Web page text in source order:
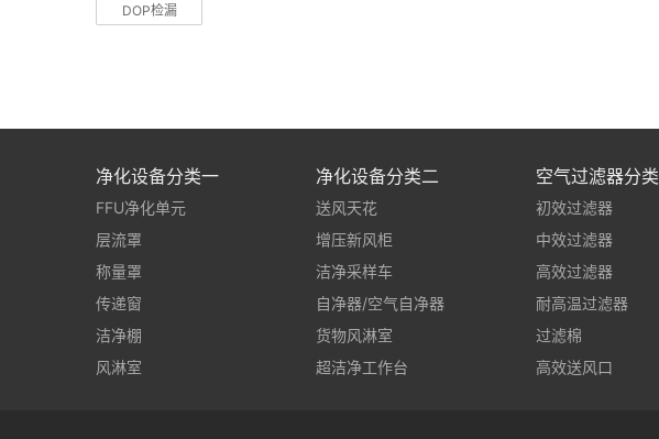
DOP检漏
净化设备分类一
FFU净化单元
层流罩
称量罩
传递窗
洁净棚
风淋室
净化设备分类二
送风天花
增压新风柜
洁净采样车
自净器/空气自净器
货物风淋室
超洁净工作台
空气过滤器分类
初效过滤器
中效过滤器
高效过滤器
耐高温过滤器
过滤棉
高效送风口